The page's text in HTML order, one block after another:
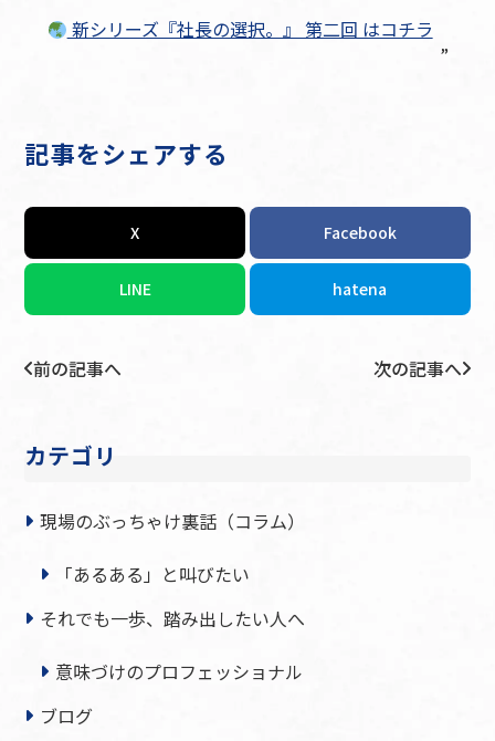
新シリーズ『社長の選択。』 第二回 はコチラ
記事をシェアする
X Facebook
LINE hatena
前の記事へ 次の記事へ
カテゴリ
現場のぶっちゃけ裏話（コラム）
「あるある」と叫びたい
それでも一歩、踏み出したい人へ
意味づけのプロフェッショナル
ブログ